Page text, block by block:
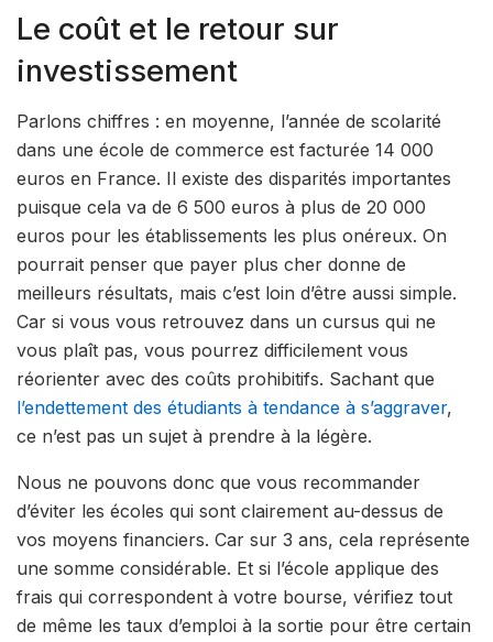
Le coût et le retour sur
investissement
Parlons chiffres : en moyenne, l’année de scolarité
dans une école de commerce est facturée 14 000
euros en France. Il existe des disparités importantes
puisque cela va de 6 500 euros à plus de 20 000
euros pour les établissements les plus onéreux. On
pourrait penser que payer plus cher donne de
meilleurs résultats, mais c’est loin d’être aussi simple.
Car si vous vous retrouvez dans un cursus qui ne
vous plaît pas, vous pourrez difficilement vous
réorienter avec des coûts prohibitifs. Sachant que
l’endettement des étudiants à tendance à s’aggraver,
ce n’est pas un sujet à prendre à la légère.
Nous ne pouvons donc que vous recommander
d’éviter les écoles qui sont clairement au-dessus de
vos moyens financiers. Car sur 3 ans, cela représente
une somme considérable. Et si l’école applique des
frais qui correspondent à votre bourse, vérifiez tout
de même les taux d’emploi à la sortie pour être certain